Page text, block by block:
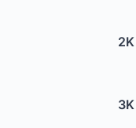
2K
3K